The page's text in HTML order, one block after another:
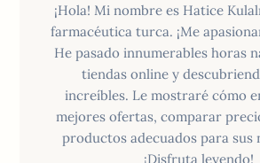
¡Hola! Mi nombre es Hatice
farmacéutica turca. ¡Me
He pasado innumerables horas
tiendas online y
increíbles. Le mostraré cómo
mejores ofertas, comparar
productos adecuados para sus
¡Disfruta leyendo!